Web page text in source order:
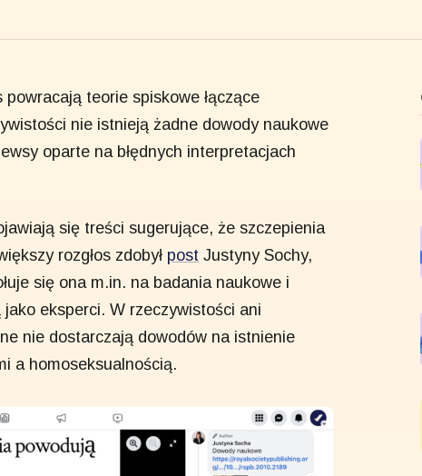
teorie spiskowe łączące
nie istnieją żadne dowody naukowe
oparte na błędnych interpretacjach
się treści sugerujące, że szczepienia
rozgłos zdobył post Justyny Sochy,
się ona m.in. na badania naukowe i
eksperci. W rzeczywistości ani
nie dostarczają dowodów na istnienie
a homoseksualnością.